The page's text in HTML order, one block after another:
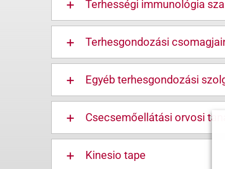
Terhességi immunológia
Terhesgondozási
Egyéb terhesgondozási
Csecsemőellátási orvosi
Kinesio tape